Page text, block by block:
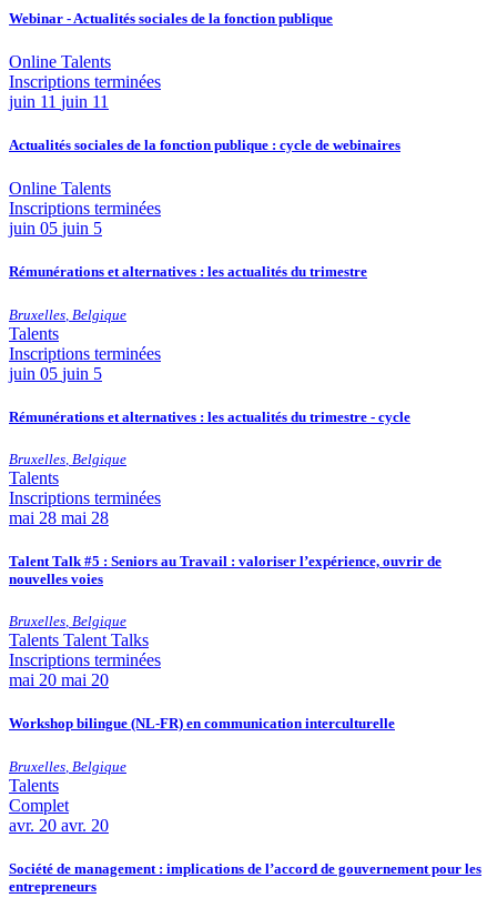
Webinar - Actualités sociales de la fonction publique
Online Talents
Inscriptions terminées
juin 11 juin 11
Actualités sociales de la fonction publique : cycle de webinaires
Online Talents
Inscriptions terminées
juin 05 juin 5
Rémunérations et alternatives : les actualités du trimestre
Bruxelles Belgique
Talents
Inscriptions terminées
juin 05 juin 5
Rémunérations et alternatives : les actualités du trimestre - cycle
Bruxelles Belgique
Talents
Inscriptions terminées
mai 28 mai 28
Talent Talk #5 : Seniors au Travail : valoriser l’expérience, ouvrir de
nouvelles voies
Bruxelles, Belgique
Talents Talent Talks
Inscriptions terminées
mai 20 mai 20
Workshop bilingue (NL-FR) en communication interculturelle
Bruxelles Belgique
Talents
Complet
avr. 20 avr. 20
Société de management : implications de l’accord de gouvernement pour les
entrepreneurs